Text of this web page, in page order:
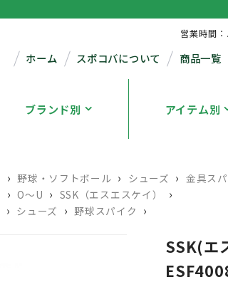
営業時間
ホーム スポコバについて 商品一覧
ブランド別 アイテム別
› 野球・ソフトボール › シューズ › 金具ス
› O～U › SSK（エスエスケイ） ›
› シューズ › 野球スパイク ›
SSK(エ